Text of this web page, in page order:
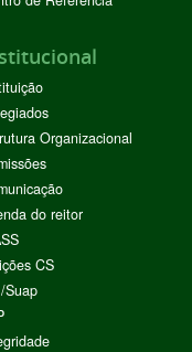
Organizacional
do reitor
CS
Suap